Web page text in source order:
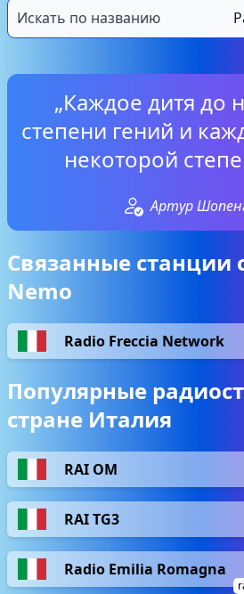
„Каждое дитя до
степени гений и
некоторой
Артур
Связанные станции
Nemo
Radio Freccia Network
Популярные
стране Италия
RAI OM
RAI TG3
Radio Emilia Romagna